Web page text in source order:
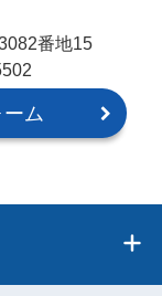
番地15
ム